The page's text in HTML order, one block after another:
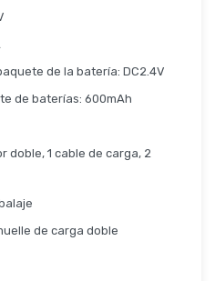
de la batería: DC2.4V
de baterías: 600mAh
doble, 1 cable de carga, 2
de carga doble